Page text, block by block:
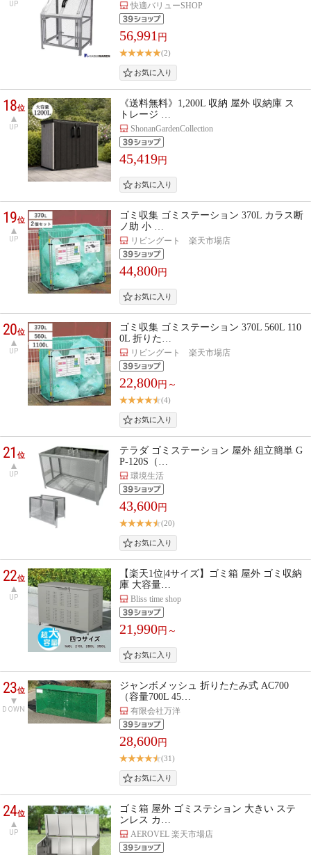
UP 快適バリューSHOP
56,991 円
(2)
18位
UP
《送料無料》1,200L 収納 屋外 収納庫 ス
トレージ …
ShonanGardenCollection
45,419円
19位
UP
ゴミ収集 ゴミステーション 370L カラス断
ノ助 小 …
リビングート 楽天市場店
44,800円
20位
UP
ゴミ収集 ゴミステーション 370L 560L 110
0L 折りた…
リビングート 楽天市場店
22,800円～
(4)
21位
UP
テラダ ゴミステーション 屋外 組立簡単 G
P-120S（…
環境生活
43,600円
(20)
22位
UP
【楽天1位|4サイズ】ゴミ箱 屋外 ゴミ収納
庫 大容量…
Bliss time shop
21,990円～
23位
DOWN
ジャンボメッシュ 折りたたみ式 AC700
（容量700L 45…
有限会社万洋
28,600円
(31)
24位
UP
ゴミ箱 屋外 ゴミステション 大きい ステ
ンレス カ…
AEROVEL 楽天市場店